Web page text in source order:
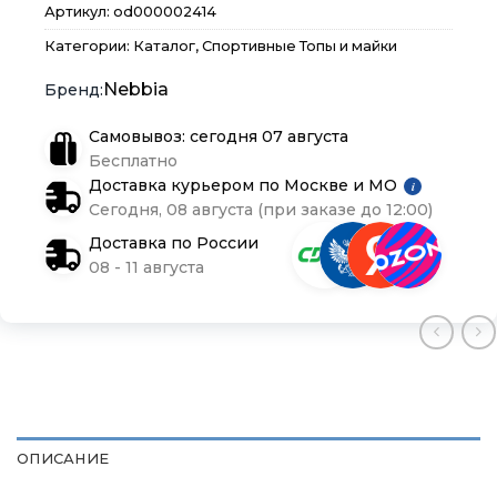
Артикул: od000002414
Категории: Каталог, Спортивные Топы и майки
Nebbia
Самовывоз: сегодня 07 августа
Бесплатно
Доставка курьером по Москве и МО
i
Сегодня, 08 августа (при заказе до 12:00)
Доставка по России
08 - 11 августа
ОПИСАНИЕ
Контакты
Доставка и оплата
Блог
Контакты
Доставка и оплата
Блог
Контакты
Доставка и оплата
Блог